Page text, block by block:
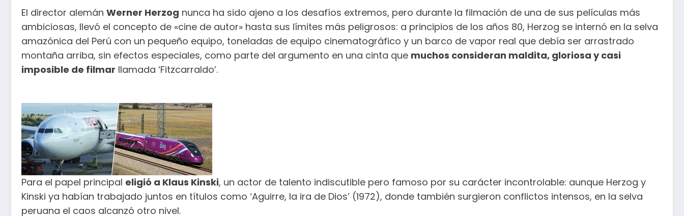
El director alemán Werner Herzog nunca ha sido ajeno a los desafíos extremos, pero durante la filmación de una de sus películas más
ambiciosas, llevó el concepto de «cine de autor» hasta sus límites más peligrosos: a principios de los años 80, Herzog se internó en la selva
amazónica del Perú con un pequeño equipo, toneladas de equipo cinematográfico y un barco de vapor real que debía ser arrastrado
montaña arriba, sin efectos especiales, como parte del argumento en una cinta que muchos consideran maldita, gloriosa y casi
imposible de filmar llamada ‘Fitzcarraldo’.
Para el papel principal eligió a Klaus Kinski, un actor de talento indiscutible pero famoso por su carácter incontrolable: aunque Herzog y
Kinski ya habían trabajado juntos en títulos como ‘Aguirre, la ira de Dios’ (1972), donde también surgieron conflictos intensos, en la selva
peruana el caos alcanzó otro nivel.